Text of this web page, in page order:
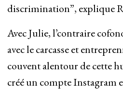
discrimination”, explique
Avec Julie, l’contraire
avec le carcasse et
couvent alentour de cette
créé un compte Instagram